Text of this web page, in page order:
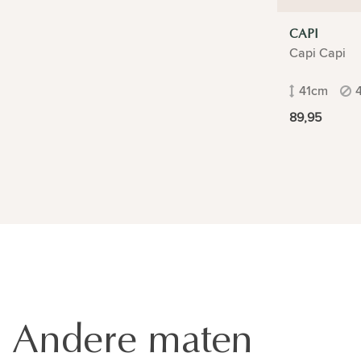
CAPI
Capi Capi
41cm
89,95
Andere maten